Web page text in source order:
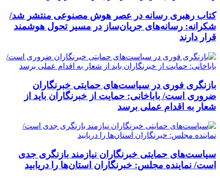
کتاب رهبری رسانه در عصر هوش مصنوعی منتشر شد/
شکرانه: رسانه‌های جریان‌ساز در مسیر تحول هوشمند
قرار دارند
بازنگری فوری در سیاست‌های حمایتی خبرنگاران
ضروری است/ باباخانی: حمایت از خبرنگاران باید از
شعار به اقدام عملی برسد
سیاست‌های حمایتی خبرنگاران نیازمند بازنگری جدی
است/ نماینده مجلس: خبرنگاران استان‌ها را دریابید